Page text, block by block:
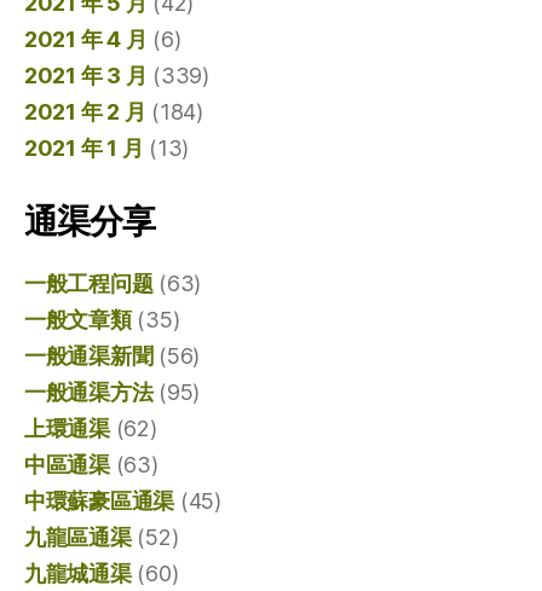
2021 年 4 月 (6)
2021 年 3 月 (339)
2021 年 2 月 (184)
2021 年 1 月 (13)
通渠分享
一般工程问题(63)
一般文章類(35)
一般通渠新聞 (56)
一般通渠方法(95)
上環通渠(62)
中區通渠(63)
中環蘇豪區通渠 (45)
九龍區通渠(52)
九龍城通渠(60)